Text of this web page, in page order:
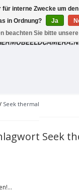
/ Seek thermal
Seek
für interne Zwecke um
in Ordnung?
Ja
beachten Sie bitte